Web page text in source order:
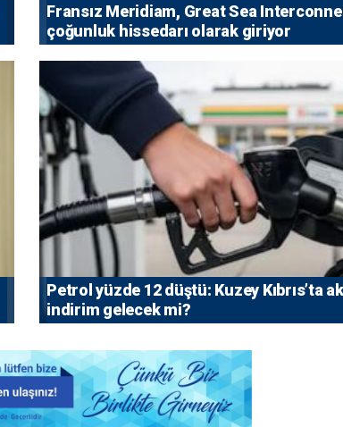
Fransız Meridiam, Great Sea
çoğunluk hissedarı olarak giriyor
Petrol yüzde 12 düştü: Kuzey Kıbrıs’ta
indirim gelecek mi?